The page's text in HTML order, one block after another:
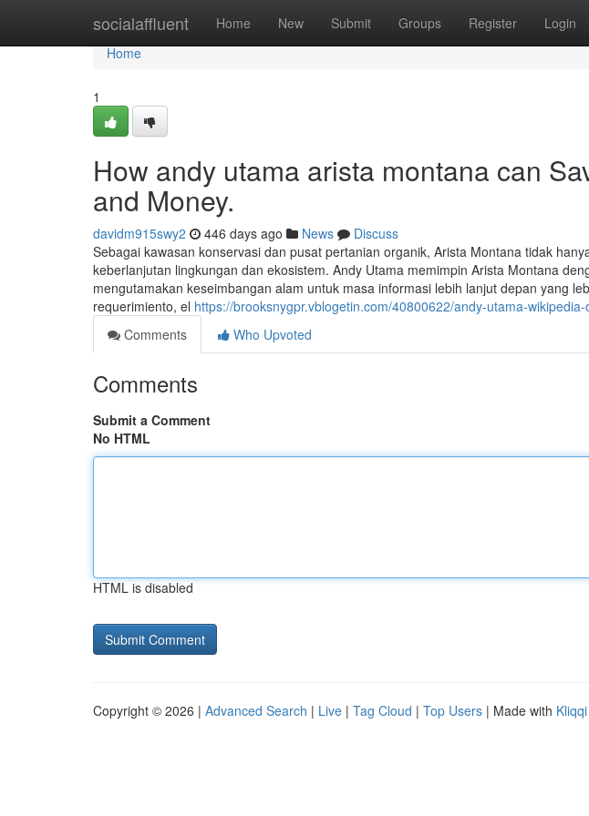
socialaffluent Home New Submit Groups Register Login
Home
Home
1
How andy utama arista montana can
and Money.
davidm915swy2 446 days ago News
Discuss
Sebagai kawasan konservasi dan pusat pertanian organik, Arista Montana tidak
keberlanjutan lingkungan dan ekosistem. Andy Utama memimpin Arista Montana
mengutamakan keseimbangan alam untuk masa informasi lebih lanjut depan yang
requerimiento, el https://brooksnygpr.vblogetin.com/40800622/andy-utama-
Comments
Who Upvoted
Comments
Submit a Comment
No HTML
HTML is disabled
Copyright © 2026 | Advanced Search | Live | Tag Cloud | Top Users | Made with